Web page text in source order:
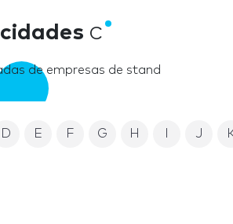
C
de empresas de stand
D E F G H J